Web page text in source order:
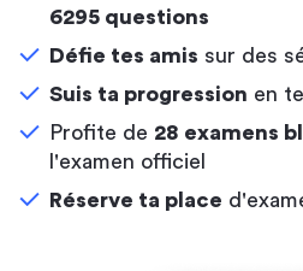
6295 questions
Défie tes amis sur des
Suis ta progression en
Profite de 28 examens
l'examen officiel
Réserve ta place